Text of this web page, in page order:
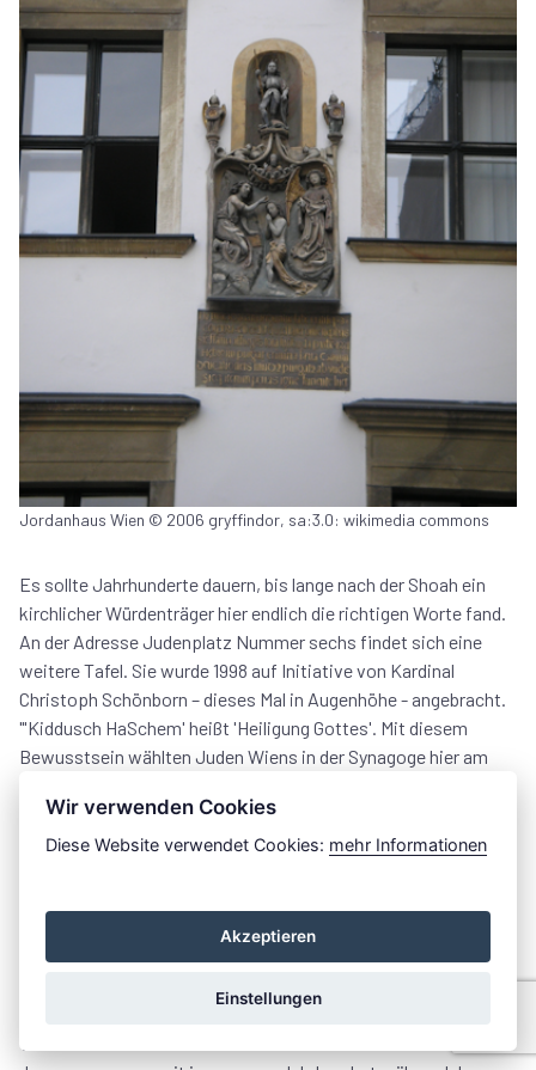
Jordanhaus Wien © 2006 gryffindor, sa:3.0: wikimedia commons
Es sollte Jahrhunderte dauern, bis lange nach der Shoah ein
kirchlicher Würdenträger hier endlich die richtigen Worte fand.
An der Adresse Judenplatz Nummer sechs findet sich eine
weitere Tafel. Sie wurde 1998 auf Initiative von Kardinal
Christoph Schönborn – dieses Mal in Augenhöhe - angebracht.
"'Kiddusch HaSchem' heißt 'Heiligung Gottes'. Mit diesem
Bewusstsein wählten Juden Wiens in der Synagoge hier am
Gemeinde — zur Zeit der Verfolgung 1420/21 den Freitod, um
einer von ihnen befürchteten Zwangstaufe zu entgehen.
verbreiteten abergläubische judenfeindliche Vorstellungen und
hetzten somit gegen die Juden und ihren Glauben. So
billigten es und wurden zu Tätern. Somit war die Auflösung der
Wiener Judenstadt 1421 schon ein drohendes Vorzeichen für
Wir verwenden Cookies
Diese Website verwendet Cookies: mehr Informationen
Akzeptieren
Einstellungen